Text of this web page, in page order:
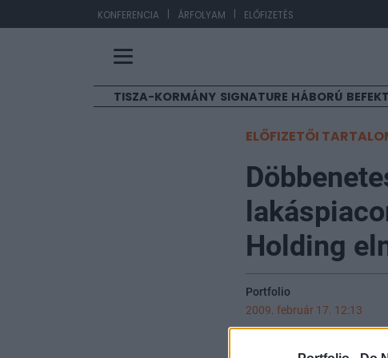
KONFERENCIA | ÁRFOLYAM | ELŐFIZETÉS
TISZA-KORMÁNY SIGNATURE HÁBORÚ
ELŐFIZETŐI
Holding
Portfolio
2009. február 17. 12:13
2008 utolsó